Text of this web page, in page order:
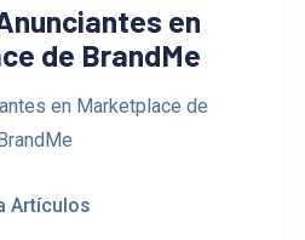
en
de BrandMe
en Marketplace de
Artículos